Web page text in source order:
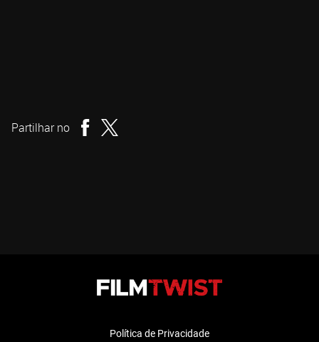
Partilhar no
Política de Privacidade